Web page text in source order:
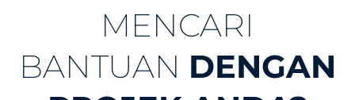
MENCARI
BANTUAN DENGAN